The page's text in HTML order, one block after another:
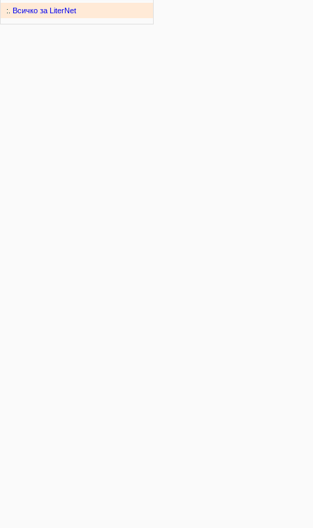
:. Всичко за LiterNet